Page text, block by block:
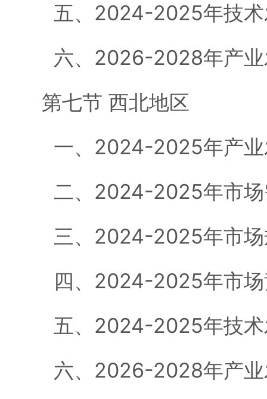
五、2024-2025年技术
六、2026-2028年产业
第七节 西北地区
一、2024-2025年产业
二、2024-2025年市场
三、2024-2025年市场
四、2024-2025年市场
五、2024-2025年技术
六、2026-2028年产业